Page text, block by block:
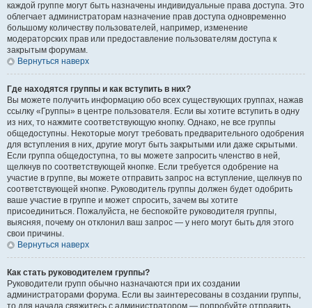
каждой группе могут быть назначены индивидуальные права доступа. Это
облегчает администраторам назначение прав доступа одновременно
большому количеству пользователей, например, изменение
модераторских прав или предоставление пользователям доступа к
закрытым форумам.
Вернуться наверх
Где находятся группы и как вступить в них?
Вы можете получить информацию обо всех существующих группах, нажав
ссылку «Группы» в центре пользователя. Если вы хотите вступить в одну
из них, то нажмите соответствующую кнопку. Однако, не все группы
общедоступны. Некоторые могут требовать предварительного одобрения
для вступления в них, другие могут быть закрытыми или даже скрытыми.
Если группа общедоступна, то вы можете запросить членство в ней,
щелкнув по соответствующей кнопке. Если требуется одобрение на
участие в группе, вы можете отправить запрос на вступление, щелкнув по
соответствующей кнопке. Руководитель группы должен будет одобрить
ваше участие в группе и может спросить, зачем вы хотите
присоединиться. Пожалуйста, не беспокойте руководителя группы,
выясняя, почему он отклонил ваш запрос — у него могут быть для этого
свои причины.
Вернуться наверх
Как стать руководителем группы?
Руководители групп обычно назначаются при их создании
администраторами форума. Если вы заинтересованы в создании группы,
то для начала свяжитесь с администратором — попробуйте отправить